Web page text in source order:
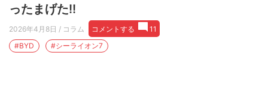
ったまげた!!
2026年4月8日 / コラム コメントする
11
#BYD
#シーライオン7